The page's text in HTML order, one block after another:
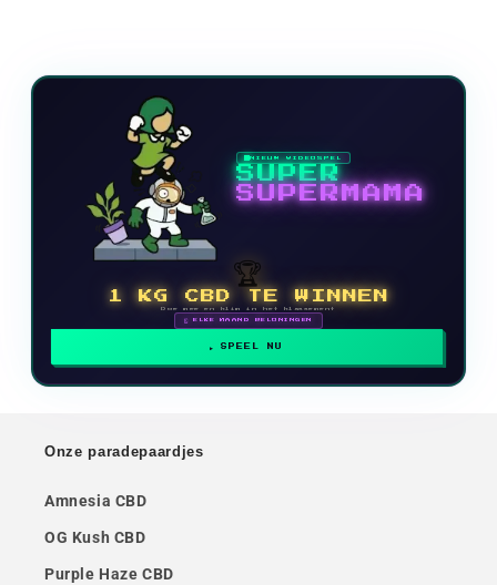
NIEUW VIDEOSPEL
SUPER
SUPERMAMA
🏆
1 KG CBD TE WINNEN
Doe mee en klim in het klassement
🗓 ELKE MAAND BELONINGEN
SPEEL NU
Onze paradepaardjes
Amnesia CBD
OG Kush CBD
Purple Haze CBD